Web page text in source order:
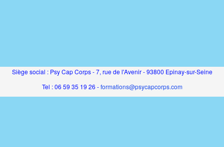
Siège social : Psy Cap Corps - 7, rue de l'Avenir - 93800 Epinay-sur-Seine
Tel : 06 59 35 19 26 -formations@psycapcorps.com